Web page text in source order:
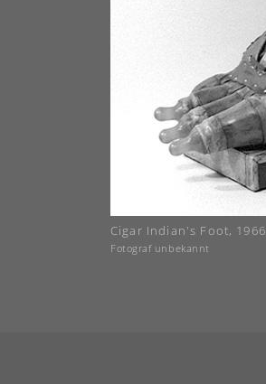
Cigar Indian's Foot, 1966
Fotograf unbekannt